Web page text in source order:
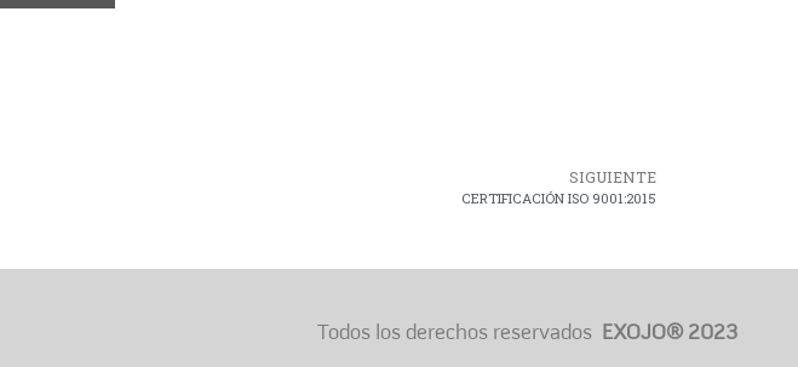
SIGUIENTE
CERTIFICACIÓN ISO 9001:2015
Todos los derechos reservados EXOJO® 2023